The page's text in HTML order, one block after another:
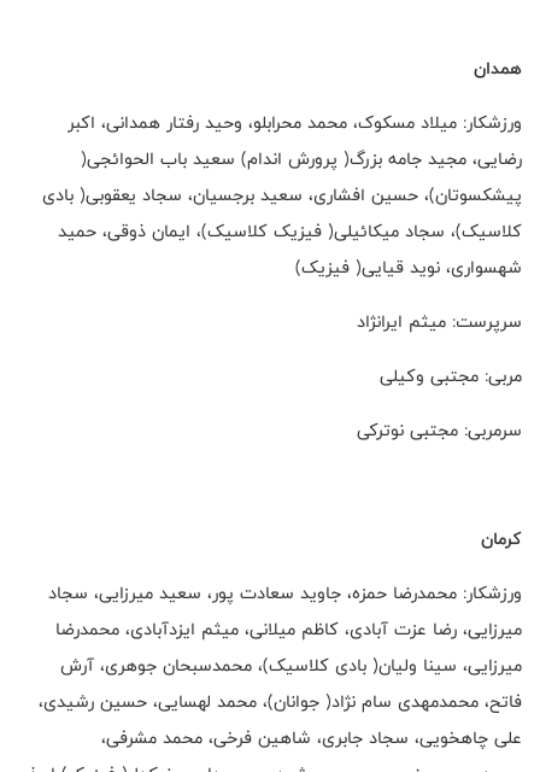
همدان
ورزشکار: میلاد مسکوک، محمد محرابلو، وحید رفتار همدانی، اکبر
رضایی، مجید جامه بزرگ( پرورش اندام) سعید باب الحوائجی(
پیشکسوتان)، حسین افشاری، سعید برجسیان، سجاد یعقوبی( بادی
کلاسیک)، سجاد میکائیلی( فیزیک کلاسیک)، ایمان ذوقی، حمید
شهسواری، نوید قیایی( فیزیک)
سرپرست: میثم ایرانژاد
مربی: مجتبی وکیلی
سرمربی: مجتبی نوترکی
کرمان
ورزشکار: محمدرضا حمزه، جاوید سعادت پور، سعید میرزایی، سجاد
میرزایی، رضا عزت آبادی، کاظم میلانی، میثم ایزدآبادی، محمدرضا
میرزایی، سینا ولیان( بادی کلاسیک)، محمدسبحان جوهری، آرش
فاتح، محمدمهدی سام نژاد( جوانان)، محمد لهسایی، حسین رشیدی،
علی چاهخویی، سجاد جابری، شاهین فرخی، محمد مشرفی،